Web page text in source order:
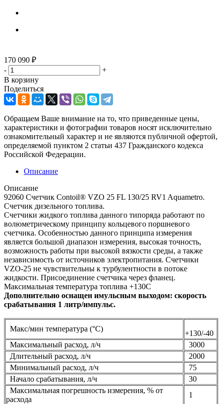
170 090 ₽
-
+
В корзину
Поделиться
Обращаем Ваше внимание на то, что приведенные цены,
характеристики и фотографии товаров носят исключительно
ознакомительный характер и не являются публичной офертой,
определяемой пунктом 2 статьи 437 Гражданского кодекса
Российской Федерации.
Описание
Описание
92060 Счетчик Contoil® VZO 25 FL 130/25 RV1 Aquametro.
Счетчик дизельного топлива.
Счетчики жидкого топлива данного типоряда работают по
волюметрическому принципу кольцевого поршневого
счетчика. Особенностью данного принципа измерения
является большой диапазон измерения, высокая точность,
возможность работы при высокой вязкости среды, а также
независимость от источников электропитания. Cчетчики
VZO-25 не чувствительны к турбулентности в потоке
жидкости. Присоединение счетчика через фланец.
Максимальная температура топлива +130С
Дополнительно оснащен имульсным выходом: скорость
срабатывания 1 литр/импульс.
Макс/мин температура (°С)
+130/-40
Максимальный расход, л/ч
3000
Длительный расход, л/ч
2000
Минимальный расход, л/ч
75
Начало срабатывания, л/ч
30
Максимальная погрешность измерения, % от
расхода
1